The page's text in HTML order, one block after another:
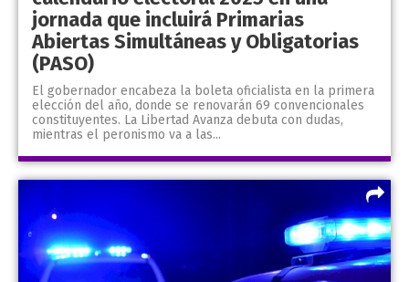
jornada que incluirá Primarias
Abiertas Simultáneas y Obligatorias
(PASO)
El gobernador encabeza la boleta oficialista en la primera
elección del año, donde se renovarán 69 convencionales
constituyentes. La Libertad Avanza debuta con dudas,
mientras el peronismo va a las...